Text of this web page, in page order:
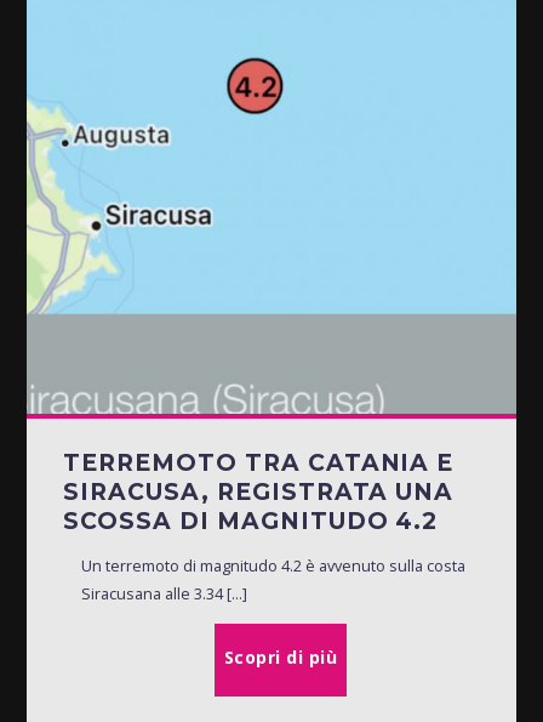
TERREMOTO TRA CATANIA E
SIRACUSA, REGISTRATA UNA
SCOSSA DI MAGNITUDO 4.2
Un terremoto di magnitudo 4.2 è avvenuto sulla costa
Siracusana alle 3.34 [...]
Scopri di più